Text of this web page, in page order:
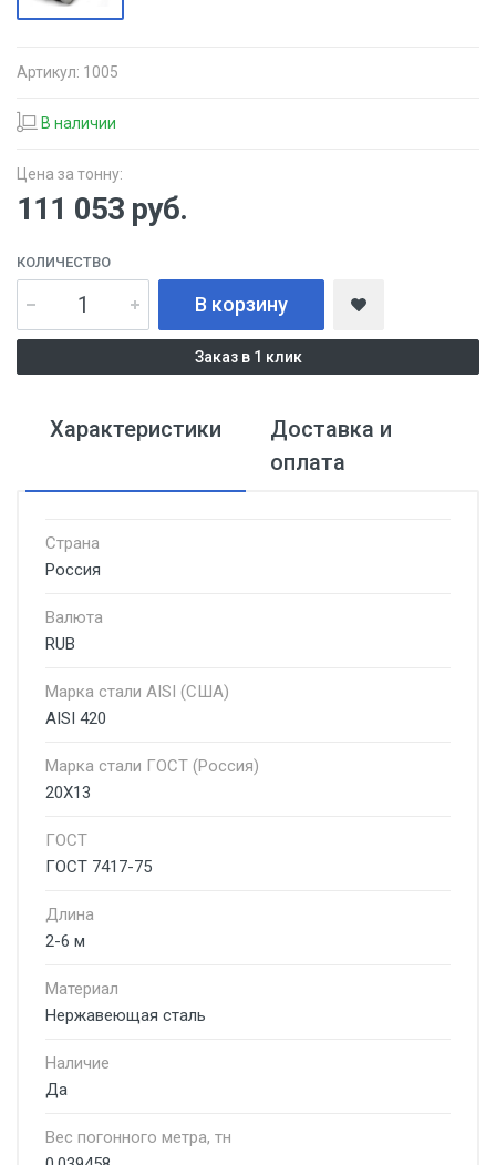
Артикул: 1005
В наличии
Цена за тонну:
111 053 руб.
КОЛИЧЕСТВО
В корзину
Заказ в 1 клик
Характеристики
Доставка и
оплата
Страна
Россия
Валюта
RUB
Марка стали AISI (США)
AISI 420
Марка стали ГОСТ (Россия)
20Х13
ГОСТ
ГОСТ 7417-75
Длина
2-6 м
Материал
Нержавеющая сталь
Наличие
Да
Вес погонного метра, тн